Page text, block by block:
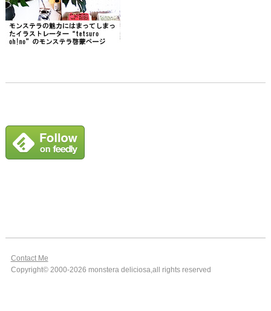
Contact Me
Copyright© 2000-2026 monstera deliciosa,all rights reserved